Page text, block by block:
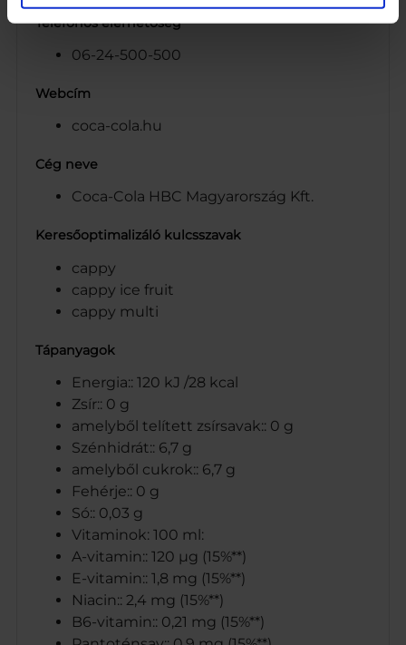
Telefonos elérhetőség
06-24-500-500
Webcím
coca-cola.hu
Cég neve
Coca-Cola HBC Magyarország Kft.
Keresőoptimalizáló kulcsszavak
cappy
cappy ice fruit
cappy multi
Tápanyagok
Energia:: 120 kJ /28 kcal
Zsír:: 0 g
amelyből telített zsírsavak:: 0 g
Szénhidrát:: 6,7 g
amelyből cukrok:: 6,7 g
Fehérje:: 0 g
Só:: 0,03 g
Vitaminok: 100 ml:
A-vitamin:: 120 µg (15%**)
E-vitamin:: 1,8 mg (15%**)
Niacin:: 2,4 mg (15%**)
B6-vitamin:: 0,21 mg (15%**)